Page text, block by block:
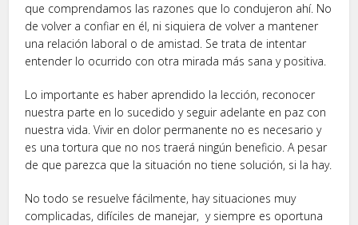
que comprendamos las razones que lo condujeron ahí. No
de volver a confiar en él, ni siquiera de volver a mantener
una relación laboral o de amistad. Se trata de intentar
entender lo ocurrido con otra mirada más sana y positiva.
Lo importante es haber aprendido la lección, reconocer
nuestra parte en lo sucedido y seguir adelante en paz con
nuestra vida. Vivir en dolor permanente no es necesario y
es una tortura que no nos traerá ningún beneficio. A pesar
de que parezca que la situación no tiene solución, si la hay.
No todo se resuelve fácilmente, hay situaciones muy
complicadas, difíciles de manejar, y siempre es oportuna